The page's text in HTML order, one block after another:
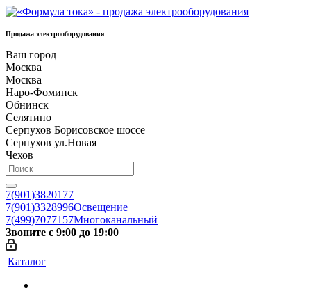
Продажа электрооборудования
Ваш город
Москва
Москва
Наро-Фоминск
Обнинск
Селятино
Серпухов Борисовское шоссе
Серпухов ул.Новая
Чехов
7(901)3820177
7(901)3328996Освещение
7(499)7077157Многоканальный
Звоните с 9:00 до 19:00
Каталог